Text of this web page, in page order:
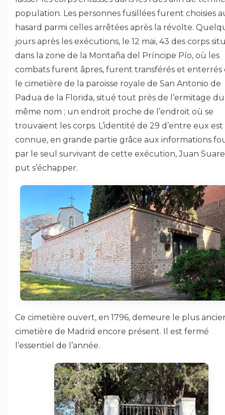
population. Les personnes fusillées furent choisies
hasard parmi celles arrêtées après la révolte.
jours après les exécutions, le 12 mai, 43 des corps
dans la zone de la Montaña del Príncipe Pío, où les
combats furent âpres, furent transférés et enterrés
le cimetière de la paroisse royale de San Antonio de
Padua de la Florida, situé tout près de l’ermitage du
même nom ; un endroit proche de l’endroit où se
trouvaient les corps. L’identité de 29 d’entre eux est
connue, en grande partie grâce aux informations
par le seul survivant de cette exécution, Juan
put s’échapper.
Ce cimetière ouvert, en 1796, demeure le plus
cimetière de Madrid encore présent. Il est fermé
l’essentiel de l’année.